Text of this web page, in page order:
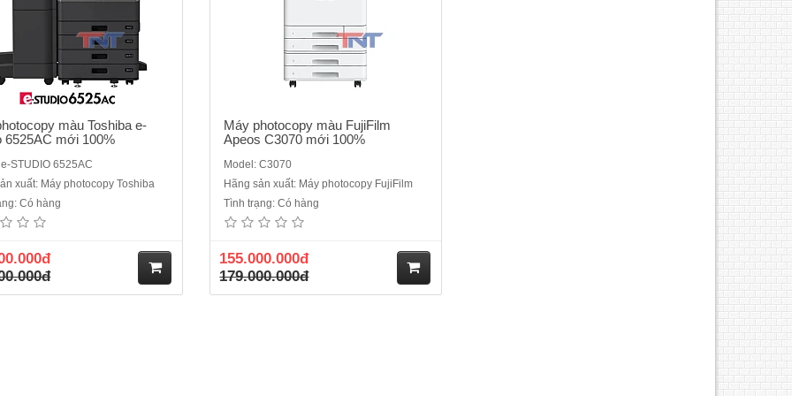
màu Toshiba e-
6525AC mới 100%
STUDIO 6525AC
xuất: Máy photocopy Toshiba
Có hàng
Máy photocopy màu FujiFilm
Apeos C3070 mới 100%
Model: C3070
Hãng sản xuất: Máy photocopy FujiFilm
Tình trạng: Có hàng
155.000.000đ
179.000.000đ